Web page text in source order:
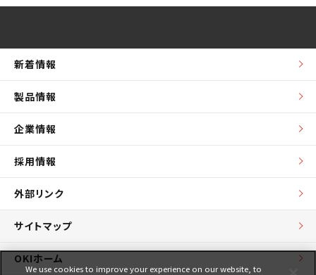
新着情報
製品情報
企業情報
採用情報
外部リンク
サイトマップ
OKIホーム
We use cookies to improve your experience on our website, to